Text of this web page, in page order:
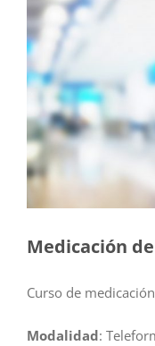
Medicación
Curso de
Modalidad: